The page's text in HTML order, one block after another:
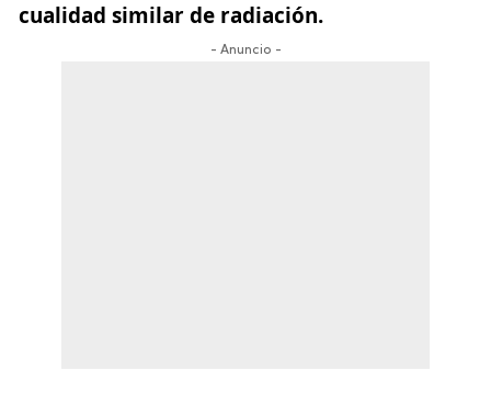
cualidad similar de radiación.
- Anuncio -